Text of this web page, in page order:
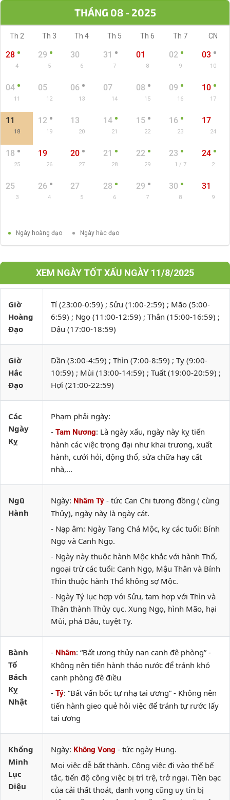
THÁNG 08 - 2025
Th 2 Th 3 Th 4 Th 5 Th 6 Th 7 CN
28
4
29
5
30
6
31
7
01
8
02
9
03
10
04
11
05
12
06
13
07
14
08
15
09
16
10
17
11
18
12
19
13
20
14
21
15
22
16
23
17
24
18
25
19
26
20
27
21
28
22
29
23
1 / 7
24
2
25
3
26
4
27
5
28
6
29
7
30
8
31
9
Ngày hoàng đạo Ngày hắc đạo
XEM NGÀY TỐT XẤU NGÀY 11/8/2025
Giờ
Hoàng
Đạo
Tí (23:00-0:59) ; Sửu (1:00-2:59) ; Mão (5:00-
6:59) ; Ngọ (11:00-12:59) ; Thân (15:00-16:59) ;
Dậu (17:00-18:59)
Giờ
Hắc
Đạo
Dần (3:00-4:59) ; Thìn (7:00-8:59) ; Tỵ (9:00-
10:59) ; Mùi (13:00-14:59) ; Tuất (19:00-20:59) ;
Hợi (21:00-22:59)
Các
Ngày
Kỵ
Phạm phải ngày:
- Tam Nương: Là ngày xấu, ngày này kỵ tiến
hành các việc trọng đại như khai trương, xuất
hành, cưới hỏi, động thổ, sửa chữa hay cất
nhà,...
Ngũ
Hành
Ngày: Nhâm Tý - tức Can Chi tương đồng ( cùng
Thủy), ngày này là ngày cát.
- Nạp âm: Ngày Tang Chá Mộc, kỵ các tuổi: Bính
Ngọ và Canh Ngọ.
- Ngày này thuộc hành Mộc khắc với hành Thổ,
ngoại trừ các tuổi: Canh Ngọ, Mậu Thân và Bính
Thìn thuộc hành Thổ không sợ Mộc.
- Ngày Tý lục hợp với Sửu, tam hợp với Thìn và
Thân thành Thủy cục. Xung Ngọ, hình Mão, hại
Mùi, phá Dậu, tuyệt Tỵ.
Bành
Tổ
Bách
Kỵ
Nhật
- Nhâm: “Bất ương thủy nan canh đê phòng” -
Không nên tiến hành tháo nước để tránh khó
canh phòng đê điều
- Tý: “Bất vấn bốc tự nhạ tai ương” - Không nên
tiến hành gieo quẻ hỏi việc để tránh tự rước lấy
tai ương
Khổng
Minh
Lục
Diệu
Ngày: Không Vong - tức ngày Hung.
Mọi việc dễ bất thành. Công việc đi vào thế bế
tắc, tiến độ công việc bị trì trệ, trở ngại. Tiền bạc
của cải thất thoát, danh vọng cũng uy tín bị